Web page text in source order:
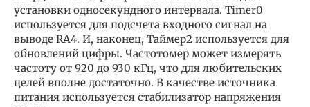
установки односекундного интервала. Timer0
используется для подсчета входного сигнал на
выводе RA4. И, наконец, Таймер2 используется для
обновлений цифры. Частотомер может измерять
частоту от 920 до 930 кГц, что для любительских
целей вполне достаточно. В качестве источника
питания используется стабилизатор напряжения